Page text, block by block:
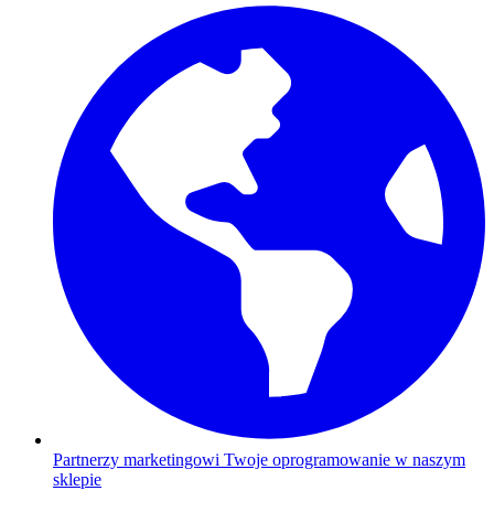
Partnerzy marketingowi Twoje oprogramowanie w naszym
sklepie